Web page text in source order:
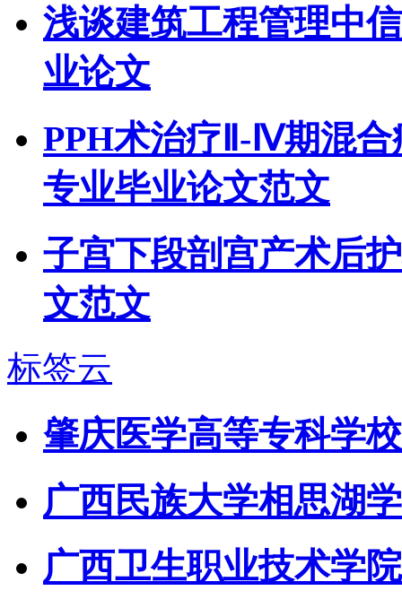
浅谈建筑工程管理中
业论文
PPH术治疗Ⅱ-Ⅳ期混
专业毕业论文范文
子宫下段剖宫产术后
文范文
标签云
肇庆医学高等专科学校
广西民族大学相思湖
广西卫生职业技术学院